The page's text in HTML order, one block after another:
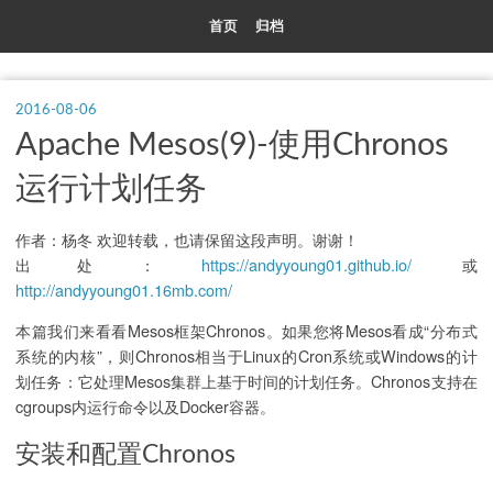
首页 归档
2016-08-06
Apache Mesos(9)-使用Chronos
运行计划任务
作者：杨冬 欢迎转载，也请保留这段声明。谢谢！
出处： https://andyyoung01.github.io/或
http://andyyoung01.16mb.com/
本篇我们来看看Mesos框架Chronos。如果您将Mesos看成“分布式
系统的内核”，则Chronos相当于Linux的Cron系统或Windows的计
划任务：它处理Mesos集群上基于时间的计划任务。Chronos支持在
cgroups内运行命令以及Docker容器。
安装和配置Chronos